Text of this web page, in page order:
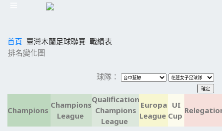
首頁 臺灣木蘭足球聯賽 戰績表
排名變化圖
球隊：
Champions
Champions
League
Qualification
Champions
League
Europa
League
UI
Cup